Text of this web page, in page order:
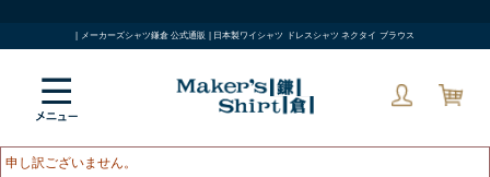
| メーカーズシャツ鎌倉 公式通販 | 日本製ワイシャツ ドレスシャツ ネクタイ ブラウス
申し訳ございません。